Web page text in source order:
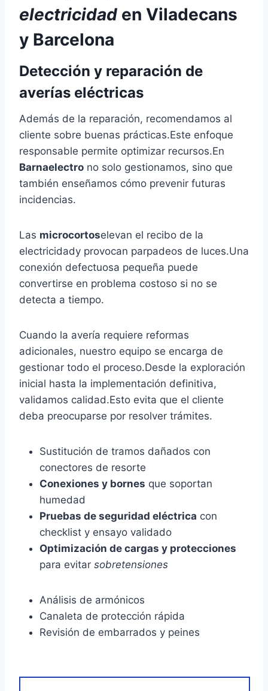
electricidad en Viladecans
y Barcelona
Detección y reparación de
averías eléctricas
Además de la reparación, recomendamos al
cliente sobre buenas prácticas.Este enfoque
responsable permite optimizar recursos.En
Barnaelectro no solo gestionamos, sino que
también enseñamos cómo prevenir futuras
incidencias.
Las microcortoselevan el recibo de la
electricidady provocan parpadeos de luces.Una
conexión defectuosa pequeña puede
convertirse en problema costoso si no se
detecta a tiempo.
Cuando la avería requiere reformas
adicionales, nuestro equipo se encarga de
gestionar todo el proceso.Desde la exploración
inicial hasta la implementación definitiva,
validamos calidad.Esto evita que el cliente
deba preocuparse por resolver trámites.
Sustitución de tramos dañados con
conectores de resorte
Conexiones y bornes que soportan
humedad
Pruebas de seguridad eléctrica con
checklist y ensayo validado
Optimización de cargas y protecciones
para evitar sobretensiones
Análisis de armónicos
Canaleta de protección rápida
Revisión de embarrados y peines